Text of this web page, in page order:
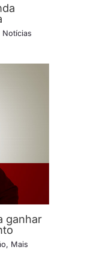
Notícias
ganhar
, Mais